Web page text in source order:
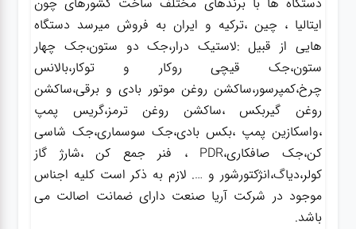
ایتالیا ، چین ،ترکیه و ایران به فروش میرسد دستگاه
هایی از قبیل :لاستیک درار،جک دو ستون،جک چهار
ستون،جک قیچی روکار و توکار،بالانس
چرخ،کمپرسور،ساکشن روغن موتور بادی و برقی،ساکشن
روغن گیربکس ،ساکشن روغن ترمز،گریس پمپ
،واسکازین پمپ ،بکس بادی،جک سوسماری،جک شاسی
کن،جک صافکاری،PDR ، فنر جمع کن ،شارژ گاز
کولر،دیاگ،انژکتورشور و …. لازم به ذکر است کلیه اجناس
موجود در شرکت آریا صنعت دارای ضمانت اصالت می
باشد.